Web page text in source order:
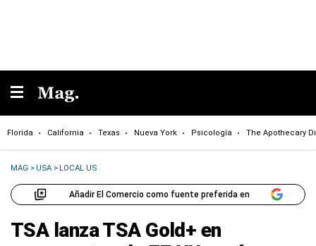
Florida California Texas Nueva York Psicología The Apothecary
MAG >USA >LOCAL US
Añadir El Comercio como fuente preferida en
TSA lanza TSA Gold+ en